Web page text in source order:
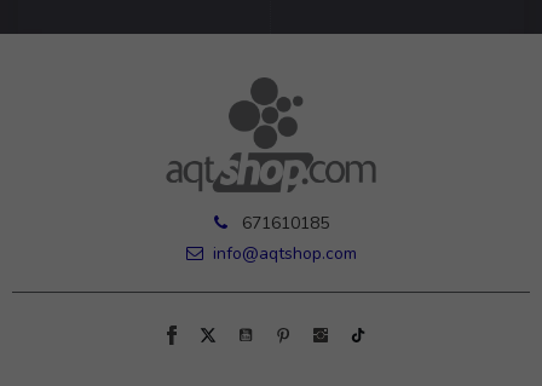
671610185
info@aqtshop.com